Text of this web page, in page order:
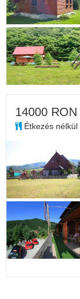
14000 RON
Étkezés nélkül